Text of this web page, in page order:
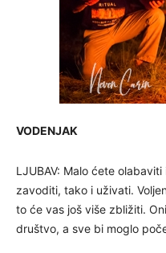
VODENJAK
LJUBAV: Malo ćete
zavoditi, tako i uživati.
to će vas još više zbližiti.
društvo, a sve bi moglo